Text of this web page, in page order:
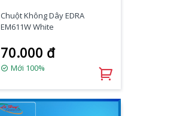
Chuột Không Dây EDRA
EM611W White
70.000 đ
Mới 100%